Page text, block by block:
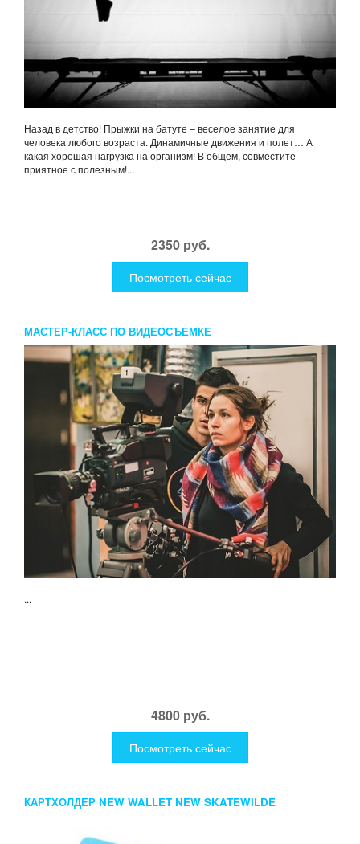
Назад в детство! Прыжки на батуте – веселое занятие для
человека любого возраста. Динамичные движения и полет… А
какая хорошая нагрузка на организм! В общем, совместите
приятное с полезным!...
2350 руб.
Посмотреть сейчас
МАСТЕР-КЛАСС ПО ВИДЕОСЪЕМКЕ
...
4800 руб.
Посмотреть сейчас
КАРТХОЛДЕР NEW WALLET NEW SKATEWILDE